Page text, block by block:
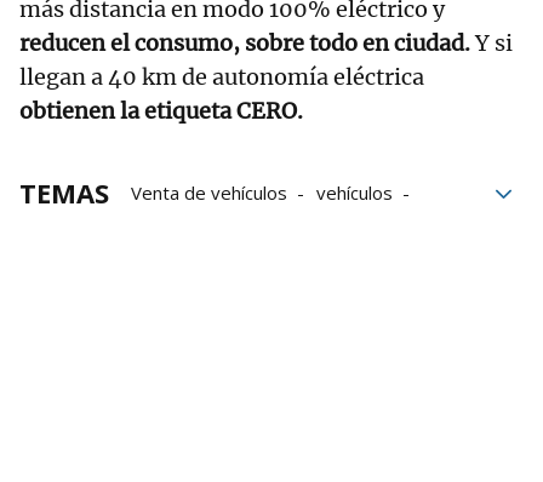
más distancia en modo 100% eléctrico y
reducen el consumo, sobre todo en ciudad.Y si
llegan a 40 km de autonomía eléctrica
obtienen la etiqueta CERO.
TEMAS Venta de vehículos
vehículos